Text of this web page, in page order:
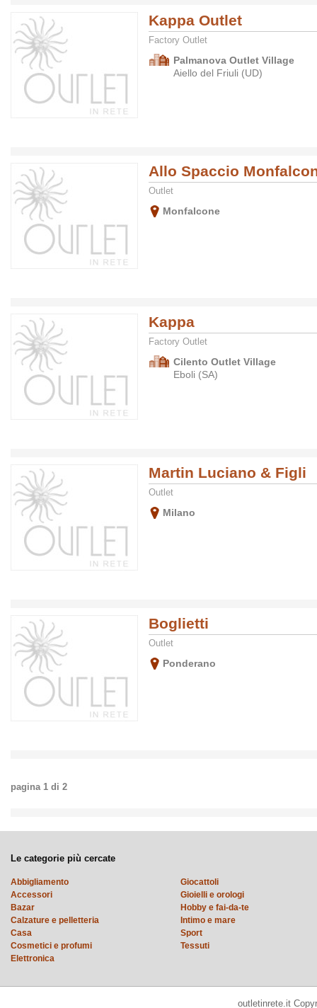
Kappa Outlet
Factory Outlet
Palmanova Outlet Village
Aiello del Friuli (UD)
Allo Spaccio
Outlet
Monfalcone
Kappa
Factory Outlet
Cilento Outlet Village
Eboli (SA)
Martin Luciano & Figli
Outlet
Milano
Boglietti
Outlet
Ponderano
pagina 1 di 2
Le categorie più cercate
Abbigliamento
Accessori
Bazar
Calzature e pelletteria
Casa
Cosmetici e profumi
Elettronica
Giocattoli
Gioielli e orologi
Hobby e fai-da-te
Intimo e mare
Sport
Tessuti
outletinrete.it